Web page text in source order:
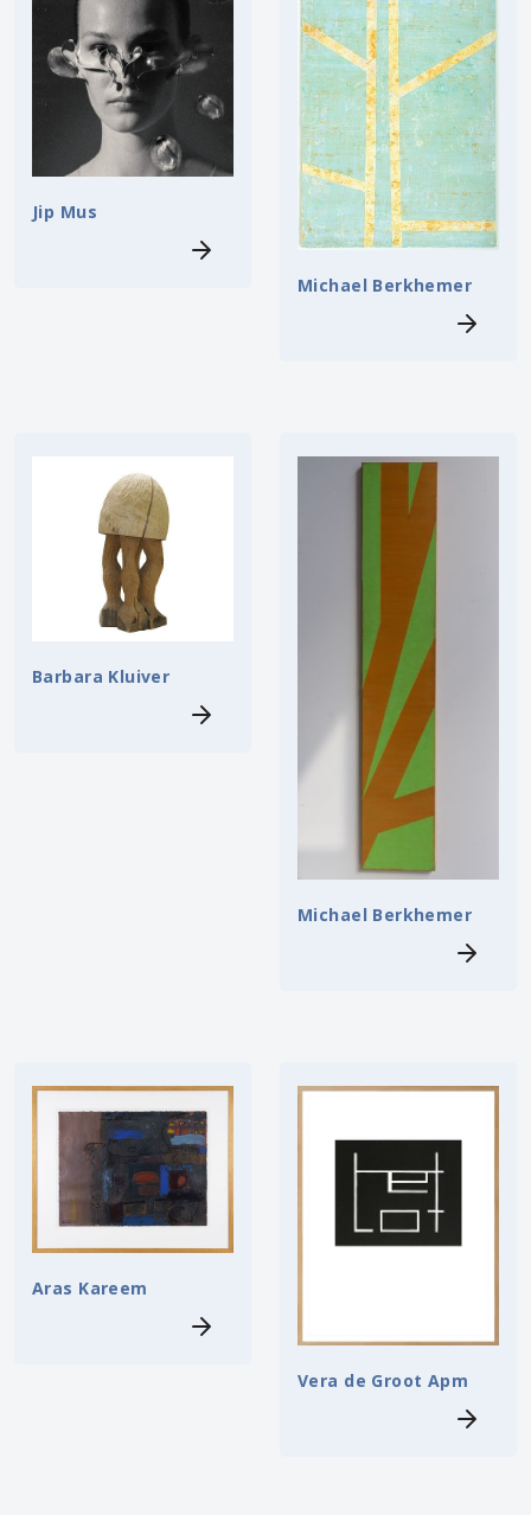
Jip Mus
Michael Berkhemer
Barbara Kluiver
Michael Berkhemer
Aras Kareem
Vera de Groot Apm